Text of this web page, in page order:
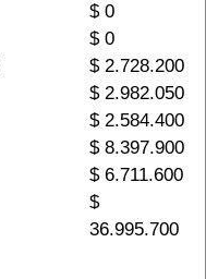
$ 0
$ 0
$ 2.728.200
$ 2.982.050
$ 2.584.400
$ 8.397.900
$ 6.711.600
$
36.995.700